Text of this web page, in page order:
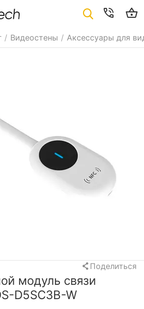
/ Видеостены / Аксессуары для
Поделиться
модуль связи
D5SC3B-W